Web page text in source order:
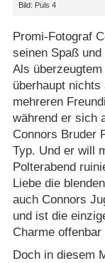
Bild: Puls 4
Promi-Fotograf
seinen Spaß
Als
überhaupt
mehreren
während er sich
Connors Bruder
Typ. Und er will
Polterabend
Liebe die
auch Connors
und ist die
Charme
Doch in diesem